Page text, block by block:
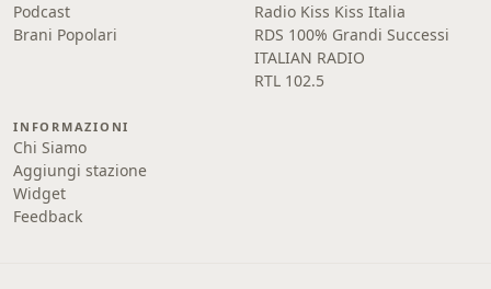
Podcast
Brani Popolari
Radio Kiss Kiss Italia
RDS 100% Grandi Successi
ITALIAN RADIO
RTL 102.5
INFORMAZIONI
Chi Siamo
Aggiungi stazione
Widget
Feedback